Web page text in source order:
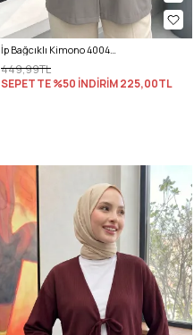
İp Bağcıklı Kimono 40046 - KOYU GRİ
449,99TL
SEPETTE %50 İNDİRİM225,00TL